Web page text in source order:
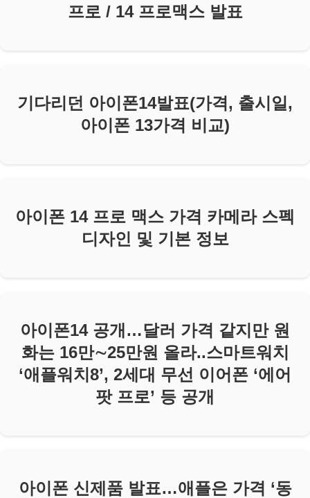
프로 / 14 프로맥스 발표
기다리던 아이폰14발표(가격, 출시일,
아이폰 13가격 비교)
아이폰 14 프로 맥스 가격 카메라 스펙
디자인 및 기본 정보
아이폰14 공개…달러 가격 같지만 원
화는 16만∼25만원 올라..스마트워치
‘애플워치8’, 2세대 무선 이어폰 ‘에어
팟 프로’ 등 공개
아이폰 신제품 발표…애플은 가격 ‘동